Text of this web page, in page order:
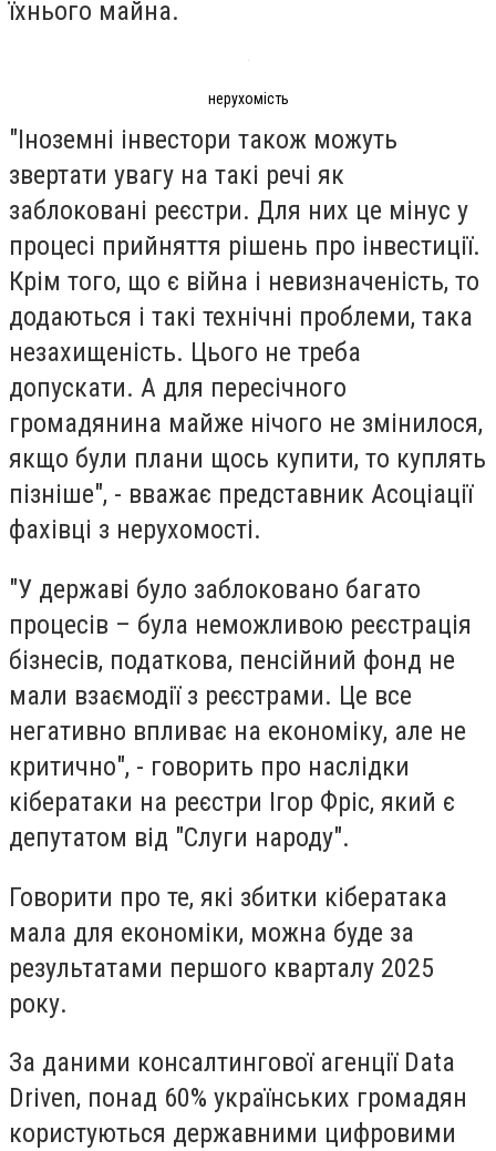
їхнього майна.
нерухомість
"Іноземні інвестори також можуть
звертати увагу на такі речі як
заблоковані реєстри. Для них це мінус у
процесі прийняття рішень про інвестиції.
Крім того, що є війна і невизначеність, то
додаються і такі технічні проблеми, така
незахищеність. Цього не треба
допускати. А для пересічного
громадянина майже нічого не змінилося,
якщо були плани щось купити, то куплять
пізніше", - вважає представник Асоціації
фахівці з нерухомості.
"У державі було заблоковано багато
процесів – була неможливою реєстрація
бізнесів, податкова, пенсійний фонд не
мали взаємодії з реєстрами. Це все
негативно впливає на економіку, але не
критично", - говорить про наслідки
кібератаки на реєстри Ігор Фріс, який є
депутатом від "Слуги народу".
Говорити про те, які збитки кібератака
мала для економіки, можна буде за
результатами першого кварталу 2025
року.
За даними консалтингової агенції Data
Driven, понад 60% українських громадян
користуються державними цифровими